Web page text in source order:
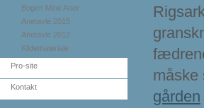
Bogen Mine Aner
Anetavle 2015
Anetavle 2012
Kildemateriale
Pro-site
Kontakt
måske
gården